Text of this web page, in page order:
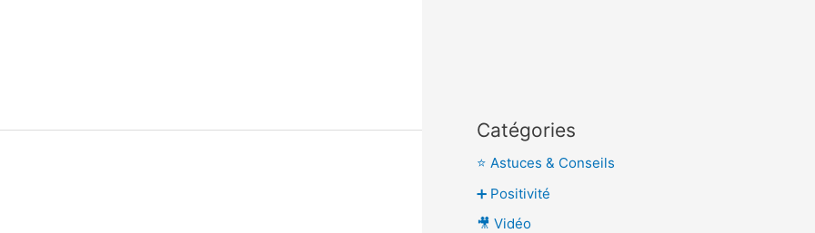
Catégories
⭐ Astuces & Conseils
➕ Positivité
🎥 Vidéo